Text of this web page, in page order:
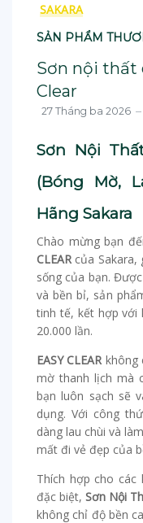
SAKARA
SẢN PHẨM
Sơn nội thất
Clear
27 Tháng ba 2026
Sơn Nội
(Bóng Mờ,
Hãng Sakara
Chào mừng bạn
CLEARcủa Sakara,
sống của bạn.
và bền bỉ, sản
tinh tế, kết hợp với
20.000 lần.
EASY CLEARkhông
mờ thanh lịch mà
bạn luôn sạch sẽ
dụng. Với công
dàng lau chùi và
mất đi vẻ đẹp của
Thích hợp cho
đặc biệt, Sơn Nội
không chỉ độ bền